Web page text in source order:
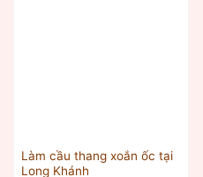
Làm cầu thang xoắn ốc tại
Long Khánh